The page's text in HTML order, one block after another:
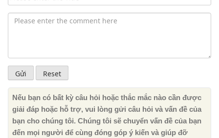
Nếu bạn có bất kỳ câu hỏi hoặc thắc mắc nào cần được
giải đáp hoặc hỗ trợ, vui lòng gửi câu hỏi và vấn đề của
bạn cho chúng tôi. Chúng tôi sẽ chuyển vấn đề của bạn
đến mọi người để cùng đóng góp ý kiến ​​và giúp đỡ